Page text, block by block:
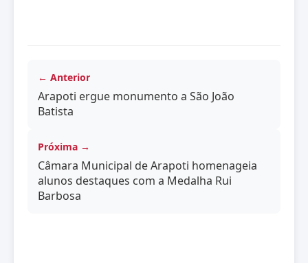
← Anterior
Arapoti ergue monumento a São João
Batista
Próxima →
Câmara Municipal de Arapoti homenageia
alunos destaques com a Medalha Rui
Barbosa